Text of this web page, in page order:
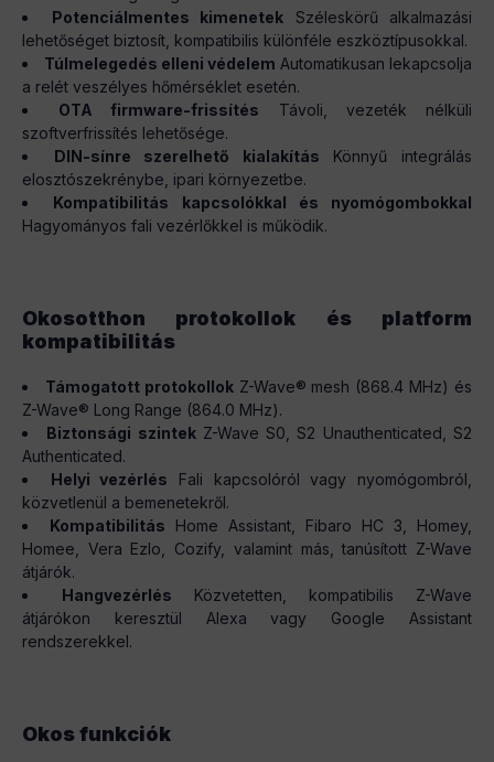
Potenciálmentes kimenetek Széleskörű alkalmazási
lehetőséget biztosít, kompatibilis különféle eszköztípusokkal.
Túlmelegedés elleni védelem Automatikusan lekapcsolja
a relét veszélyes hőmérséklet esetén.
OTA firmware-frissítés Távoli, vezeték nélküli
szoftverfrissítés lehetősége.
DIN-sínre szerelhető kialakítás Könnyű integrálás
elosztószekrénybe, ipari környezetbe.
Kompatibilitás kapcsolókkal és nyomógombokkal
Hagyományos fali vezérlőkkel is működik.
Okosotthon protokollok és platform
kompatibilitás
Támogatott protokollokZ-Wave® mesh (868.4 MHz) és
Z-Wave® Long Range (864.0 MHz).
Biztonsági szintekZ-Wave S0, S2 Unauthenticated, S2
Authenticated.
Helyi vezérlés Fali kapcsolóról vagy nyomógombról,
közvetlenül a bemenetekről.
Kompatibilitás Home Assistant, Fibaro HC 3, Homey,
Homee, Vera Ezlo, Cozify, valamint más, tanúsított Z-Wave
átjárók.
Hangvezérlés Közvetetten, kompatibilis Z-Wave
átjárókon keresztül Alexa vagy Google Assistant
rendszerekkel.
Okos funkciók